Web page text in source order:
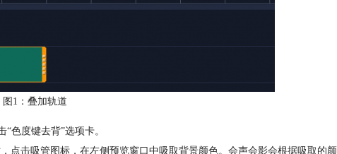
图1：叠加轨道
色度键去背”选项卡。
点击吸管图标，在左侧预览窗口中吸取背景颜色。会声会影会根据吸取的颜